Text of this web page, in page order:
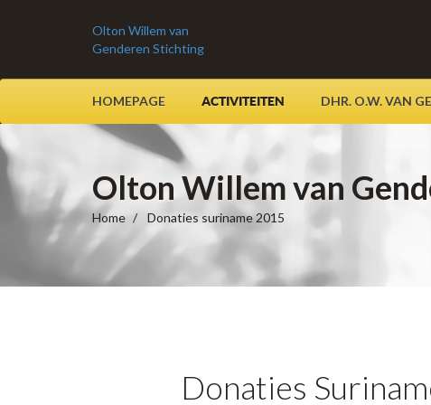
Olton Willem van
Genderen Stichting
HOMEPAGE ACTIVITEITEN DHR. O.W. VAN
Olton Willem van
Home Donaties suriname 2015
Donaties